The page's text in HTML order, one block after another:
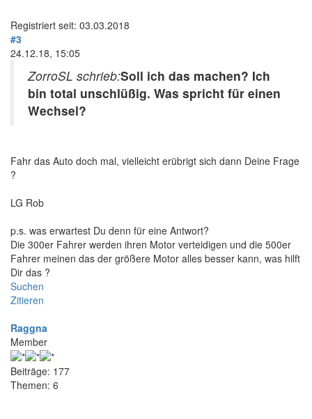
Registriert seit: 03.03.2018
#3
24.12.18, 15:05
ZorroSL schrieb:Soll ich das machen? Ich
bin total unschlüßig. Was spricht für einen
Wechsel?
Fahr das Auto doch mal, vielleicht erübrigt sich dann Deine Frage
?
LG Rob
p.s. was erwartest Du denn für eine Antwort?
Die 300er Fahrer werden ihren Motor verteidigen und die 500er
Fahrer meinen das der größere Motor alles besser kann, was hilft
Dir das ?
Suchen
Zitieren
Raggna
Member
Beiträge: 177
Themen: 6